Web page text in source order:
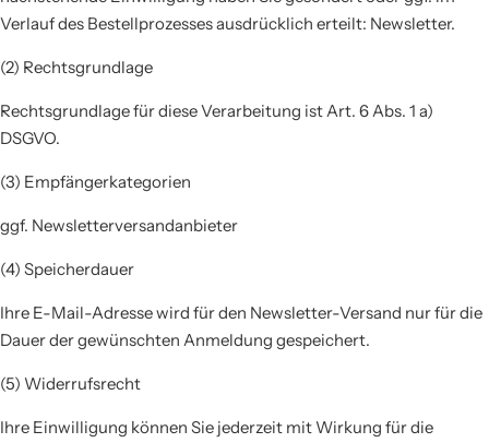
Verlauf des Bestellprozesses ausdrücklich erteilt: Newsletter.
(2) Rechtsgrundlage
Rechtsgrundlage für diese Verarbeitung ist Art. 6 Abs. 1 a)
DSGVO.
(3) Empfängerkategorien
ggf. Newsletterversandanbieter
(4) Speicherdauer
Ihre E-Mail-Adresse wird für den Newsletter-Versand nur für die
Dauer der gewünschten Anmeldung gespeichert.
(5) Widerrufsrecht
Ihre Einwilligung können Sie jederzeit mit Wirkung für die